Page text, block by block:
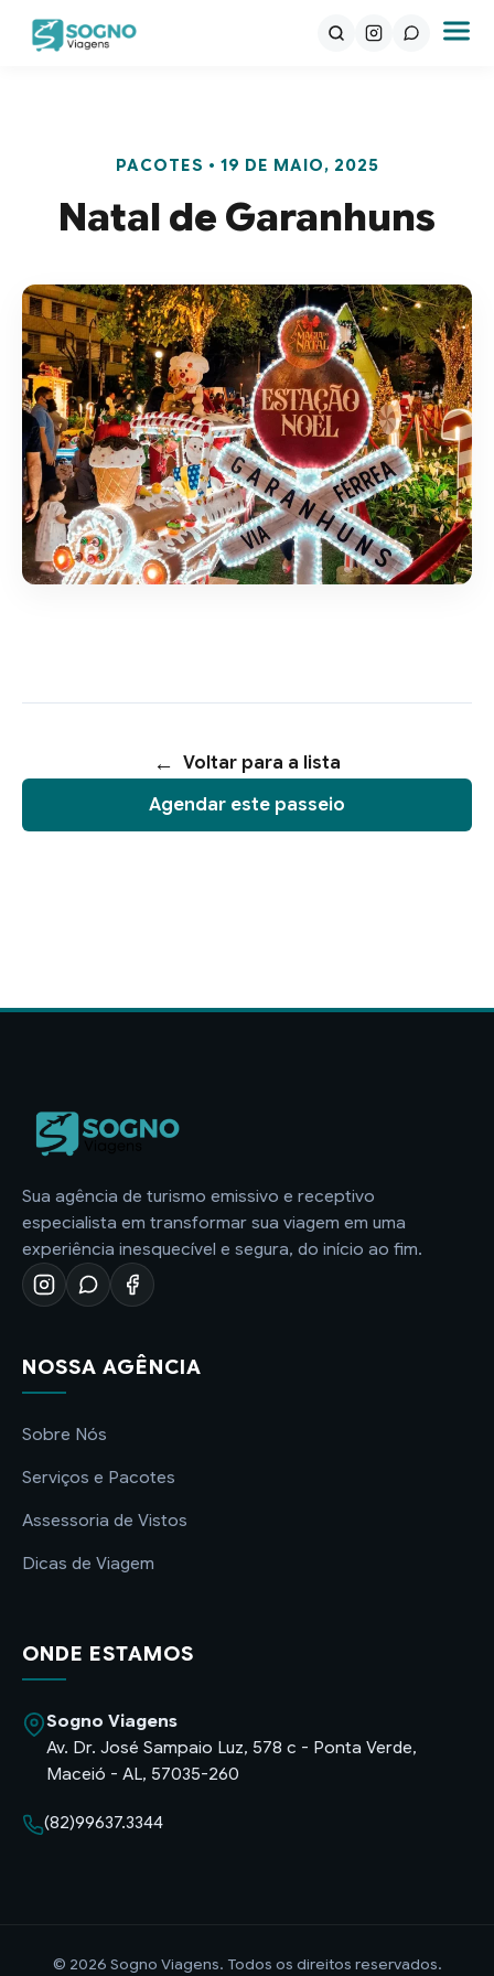
PACOTES • 19 DE MAIO, 2025
Natal de Garanhuns
Voltar para a lista
Agendar este passeio
Sua agência de turismo emissivo e receptivo
especialista em transformar sua viagem em uma
experiência inesquecível e segura, do início ao fim.
NOSSA AGÊNCIA
Sobre Nós
Serviços e Pacotes
Assessoria de Vistos
Dicas de Viagem
ONDE ESTAMOS
Sogno Viagens
Av. Dr. José Sampaio Luz, 578 c - Ponta Verde,
Maceió - AL, 57035-260
(82)99637.3344
© 2026 Sogno Viagens. Todos os direitos reservados.